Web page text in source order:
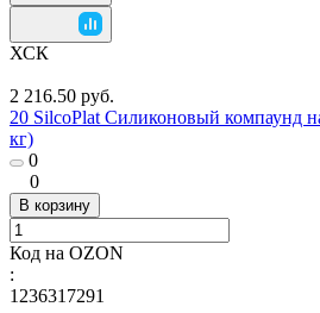
ХСК
2 216.50 руб.
20 SilcoPlat Силиконовый компаунд
кг)
0
0
В корзину
Код на OZON
:
1236317291